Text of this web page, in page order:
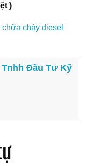
)
chữa cháy diesel
Tnhh Đầu Tư Kỹ